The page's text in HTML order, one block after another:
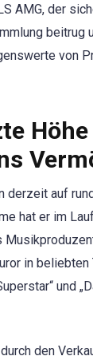
AMG, der
beitrug
von
derzeit auf
hat er im
in
und
den